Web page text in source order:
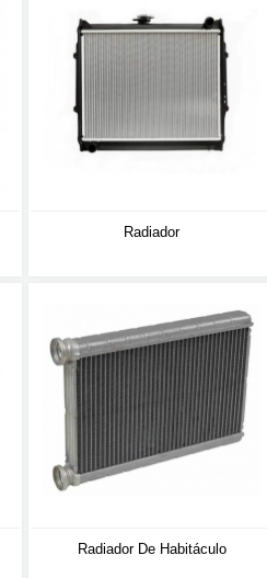
Radiador
Radiador De Habitáculo